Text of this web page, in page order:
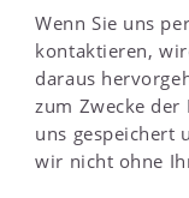
Wenn Sie uns
kontaktieren,
daraus
zum Zwecke der
uns gespeichert
wir nicht ohne